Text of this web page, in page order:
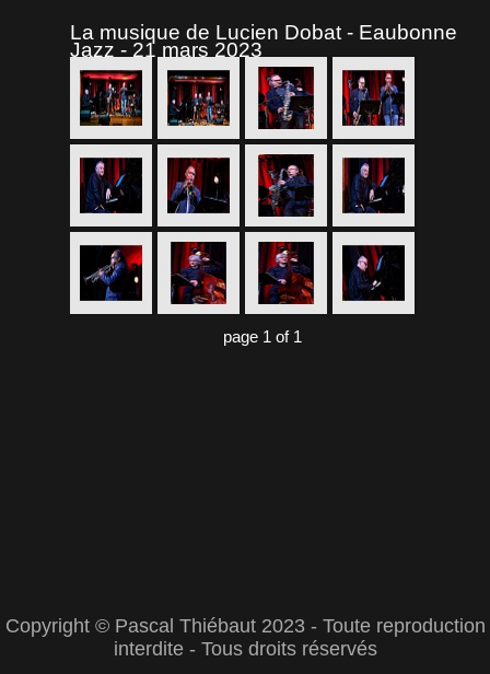
La musique de Lucien Dobat - Eaubonne
Jazz - 21 mars 2023
page 1 of 1
Copyright © Pascal Thiébaut 2023 - Toute reproduction
interdite - Tous droits réservés